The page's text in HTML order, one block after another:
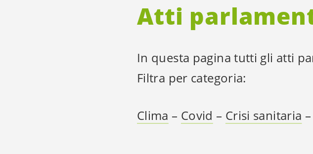
Atti
In questa pagina tutti gli atti
Filtra per categoria:
Clima – Covid – Crisi sanitaria –